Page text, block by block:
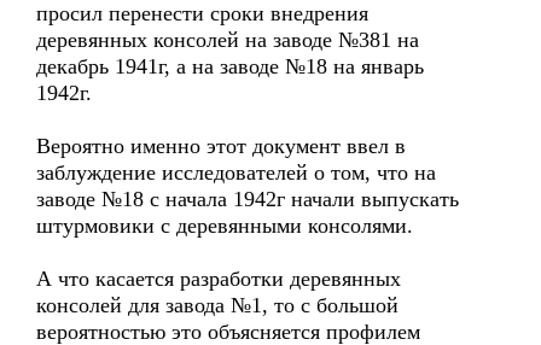
просил перенести сроки внедрения
деревянных консолей на заводе №381 на
декабрь 1941г, а на заводе №18 на январь
1942г.
Вероятно именно этот документ ввел в
заблуждение исследователей о том, что на
заводе №18 с начала 1942г начали выпускать
штурмовики с деревянными консолями.
А что касается разработки деревянных
консолей для завода №1, то с большой
вероятностью это объясняется профилем